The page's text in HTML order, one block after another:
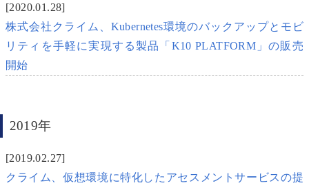
[2020.01.28]
株式会社クライム、Kubernetes環境のバックアップとモビ
リティを手軽に実現する製品「K10 PLATFORM」の販売
開始
2019年
[2019.02.27]
クライム、仮想環境に特化したアセスメントサービスの提